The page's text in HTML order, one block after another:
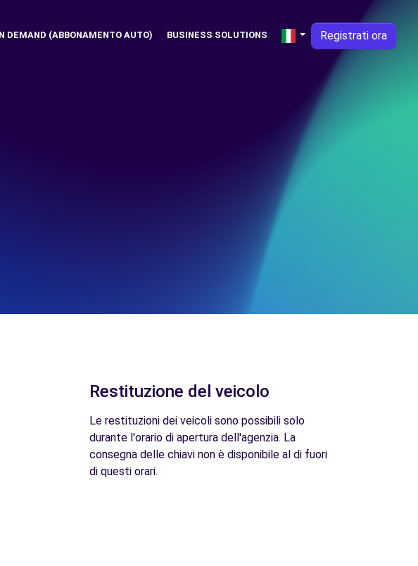
DEMAND (ABBONAMENTO AUTO) BUSINESS SOLUTIONS Registrati ora
Restituzione del veicolo
Le restituzioni dei veicoli sono possibili solo
durante l'orario di apertura dell'agenzia. La
consegna delle chiavi non è disponibile al di fuori
di questi orari.